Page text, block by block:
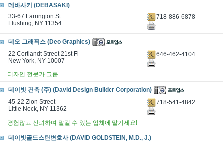
데바사키 (DEBASAKI)
33-67 Farrington St.
Flushing, NY 11354
718-886-6878
데오 그래픽스 (Deo Graphics)
22 Cortlandt Street 21st Fl
New York, NY 10007
646-462-4104
디자인 전문가 그룹.
데이빗 건축 (주) (David Design Builder Corporation)
45-22 Zion Street
Little Neck, NY 11362
718-541-4842
경험많고 신뢰하며 맡길 수 있는 업체에 맡기세요!
데이빗골드스틴변호사 (DAVID GOLDSTEIN, M.D., J.)